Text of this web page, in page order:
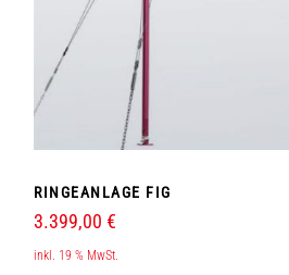
RINGEANLAGE FIG
3.399,00 €
inkl. 19 % MwSt.